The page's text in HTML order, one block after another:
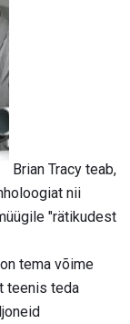
Brian Tracy teab,
nii
"rätikudest
tema võime
teenis teda